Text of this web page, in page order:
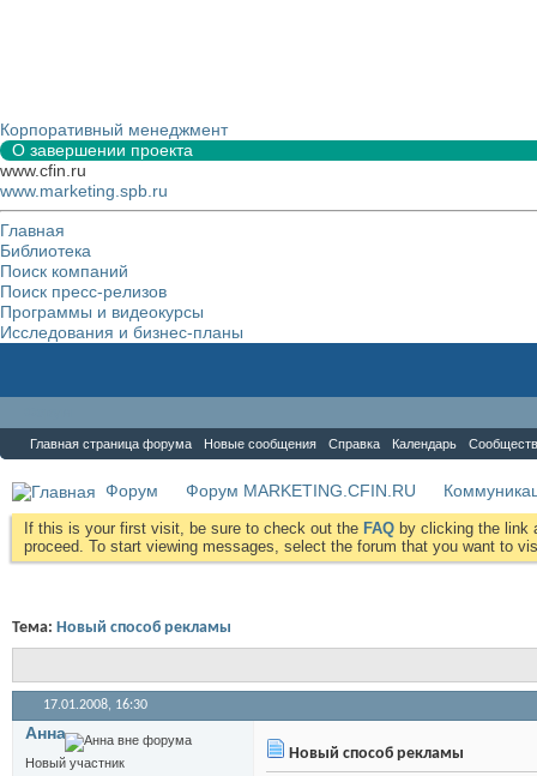
Корпоративный менеджмент
О завершении проекта
www.cfin.ru
www.marketing.spb.ru
Главная
Библиотека
Поиск компаний
Поиск пресс-релизов
Программы и видеокурсы
Исследования и бизнес-планы
Главная страница форума Новые сообщения Справка Календарь
Форум Форум MARKETING.CFIN.RU
If this is your first visit, be sure to check out the FAQ by clicking the link
proceed. To start viewing messages, select the forum that you want to
Тема: Новый способ рекламы
17.01.2008, 16:30
Анна
Новый участник
Новый способ рекламы